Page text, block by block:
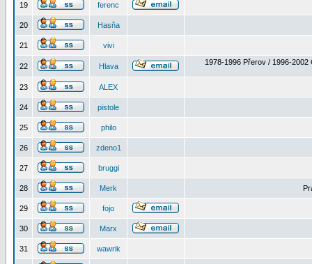
19 ferenc
20 Hasňa
21 vivi
22 Hlava 1978-1996 Přerov / 1996-2002
23 ALEX
24 pistole
25 philo
26 zdeno1
27 bruggi
28 Merk
29 fojo
30 Marx
31 wawrik